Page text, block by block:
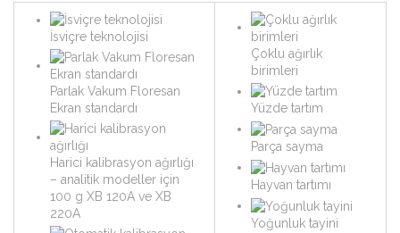
İsviçre teknolojisi
Parlak Vakum Floresan
Ekran standardı
Harici kalibrasyon ağırlığı
– analitik modeller için
100 g XB 120A ve XB
220A
Çoklu ağırlık
birimleri
Yüzde tartım
Parça sayma
Hayvan tartımı
Yoğunluk tayini